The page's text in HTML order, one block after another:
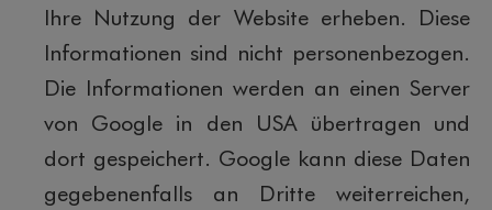
Ihre Nutzung der Website erheben. Diese
Informationen sind nicht personenbezogen.
Die Informationen werden an einen Server
von Google in den USA übertragen und
dort gespeichert. Google kann diese Daten
gegebenenfalls an Dritte weiterreichen,